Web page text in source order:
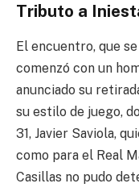
Tributo a
El encuentro, que
comenzó con un
anunciado su
su estilo de juego,
31, Javier Saviola,
como para el Real
Casillas no pudo